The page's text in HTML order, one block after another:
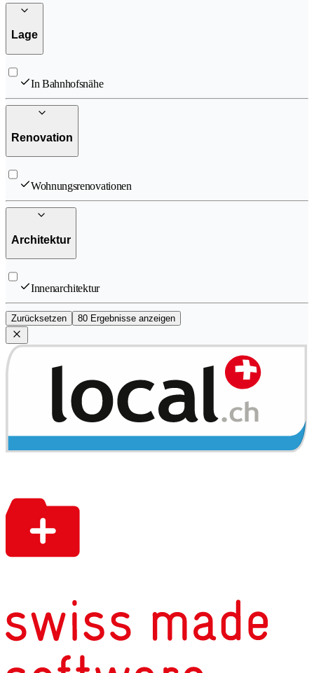
Lage
In Bahnhofsnähe
Renovation
Wohnungsrenovationen
Architektur
Innenarchitektur
Zurücksetzen 80 Ergebnisse anzeigen